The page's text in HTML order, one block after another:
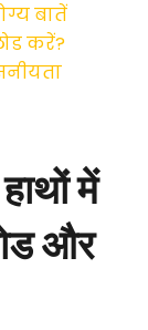
बातें
करें?
में
और